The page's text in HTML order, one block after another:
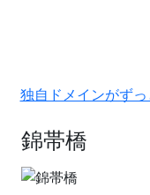
独自ドメインがず
錦帯橋